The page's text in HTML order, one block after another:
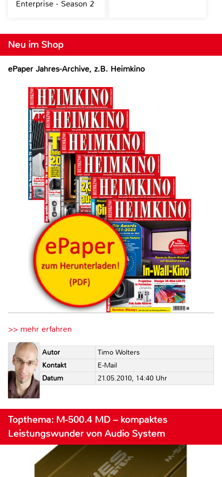
Neu im Shop
ePaper Jahres-Archive, z.B. Heimkino
>> mehr erfahren
Autor
Timo Wolters
Kontakt
E-Mail
Datum
21.05.2010, 14:40 Uhr
Topthema: M-500.4 MD – kompaktes
Leistungswunder von Audio System
Enterprise - Season 2